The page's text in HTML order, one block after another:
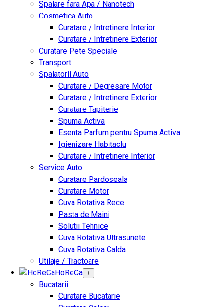
Spalare fara Apa / Nanotech
Cosmetica Auto
Curatare / Intretinere Interior
Curatare / Intretinere Exterior
Curatare Pete Speciale
Transport
Spalatorii Auto
Curatare / Degresare Motor
Curatare / Intretinere Exterior
Curatare Tapiterie
Spuma Activa
Esenta Parfum pentru Spuma Activa
Igienizare Habitaclu
Curatare / Intretinere Interior
Service Auto
Curatare Pardoseala
Curatare Motor
Cuva Rotativa Rece
Pasta de Maini
Solutii Tehnice
Cuva Rotativa Ultrasunete
Cuva Rotativa Calda
Utilaje / Tractoare
HoReCa +
Bucatarii
Curatare Bucatarie